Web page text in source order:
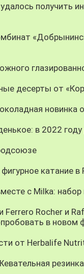
получить
десерты от
новинка
в 2022
катание в
с Milka:
Ferrero Rocher и
в новом
от Herbalife